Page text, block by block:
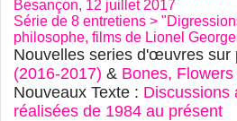
Besançon, 12 juillet 2017
Série de 8 entretiens >
philosophe, films de Lionel
Nouvelles series d'œuvres sur
(2016-2017) & Bones,
Nouveaux Texte : Discussions
réalisées de 1984 au présent